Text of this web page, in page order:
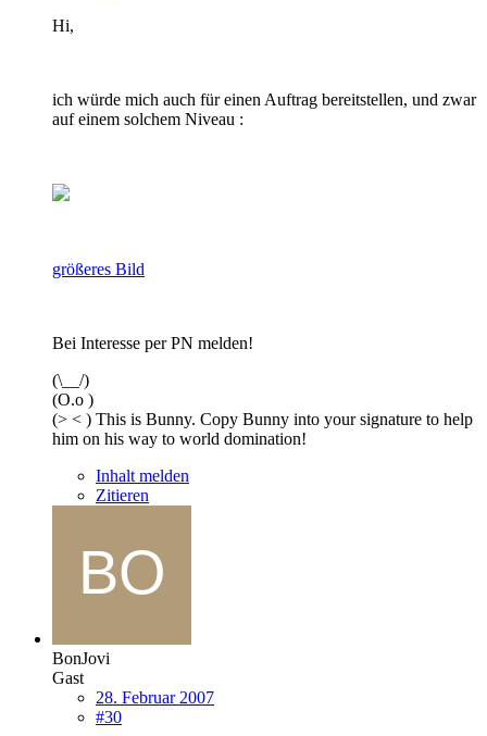
Hi,
ich würde mich auch für einen Auftrag bereitstellen, und zwar
auf einem solchem Niveau :
größeres Bild
Bei Interesse per PN melden!
(\__/)
(O.o )
(> < ) This is Bunny. Copy Bunny into your signature to help
him on his way to world domination!
Inhalt melden
Zitieren
BonJovi
Gast
28. Februar 2007
#30